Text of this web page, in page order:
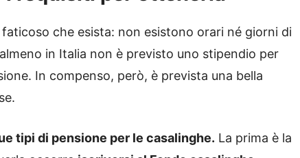
che esista: non esistono orari né giorni di
in Italia non è previsto uno stipendio per
In compenso, però, è prevista una bella
tipi di pensione per le casalinghe. La prima è la